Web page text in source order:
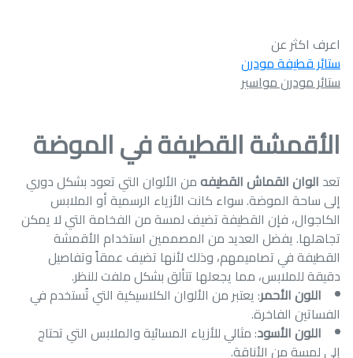
اعرف اكثر عن
ستائر قطيفة مودرن
ستائر مودرن مواسير
الأقمشة القطيفة في الموضة
تعد الوان القماش القطيفهمن الألوان التي تعود بشكل دوري
إلى ساحة الموضة. سواء كانت الأزياء الرسمية أو الملابس
الكاجوال، فإن القطيفة تضيف لمسة من الفخامة التي لا يمكن
تجاهلها. يفضل العديد من المصممين استخدام الأقمشة
القطيفة في تصاميمهم، وذلك لأنها تضيف عمقاً وتفاصيل
دقيقة للملابس، مما يجعلها تتألق بشكل ملفت للنظر.
اللون الأحمر: يعتبر من الألوان الكلاسيكية التي تُستخدم في
الفساتين الفاخرة.
اللون الأسود: مثالي للأزياء المسائية والملابس التي تحتاج
إلى لمسة من الأناقة.